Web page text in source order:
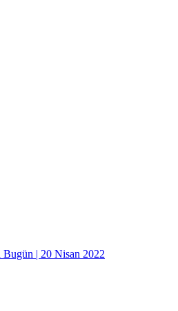
| 20 Nisan 2022